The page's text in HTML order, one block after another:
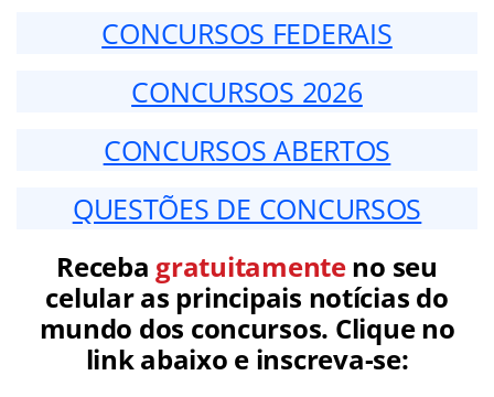
CONCURSOS FEDERAIS
CONCURSOS 2026
CONCURSOS ABERTOS
QUESTÕES DE CONCURSOS
Receba gratuitamenteno seu
celular as principais notícias do
mundo dos concursos. Clique no
link abaixo e inscreva-se: